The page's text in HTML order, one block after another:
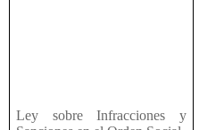
Ley sobre Infracciones y